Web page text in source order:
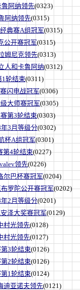
鲁阿纳领先(0323)
阿纳领先(0315)
典赛A组冠军(0315)
公开赛冠军(0315)
姆尼克领先(0313)
人和卡鲁阿纳(0312)
1轮结束(0311)
闪电战冠军(0306)
大师赛冠军(0305)
第3轮结束(0303)
3月等级分(0302)
杯A组冠军(0301)
第4轮结束(0227)
领先(0226)
尔巴杯赛冠军(0204)
罗陀公开赛冠军(0202)
2月等级分(0201)
泽大奖赛冠军(0129)
村光领先(0128)
村光领先(0127)
3轮结束(0126)
2轮结束(0126)
1轮结束(0124)
迪亚诺夫领先(0121)